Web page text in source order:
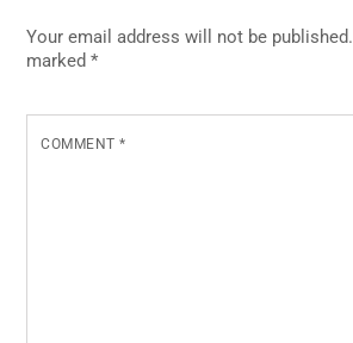
Your email address will not be published.
marked*
COMMENT*